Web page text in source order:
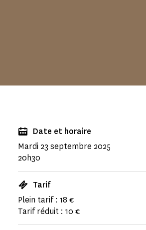
Date et horaire
Mardi 23 septembre 2025
20h30
Tarif
Plein tarif : 18 €
Tarif réduit : 10 €